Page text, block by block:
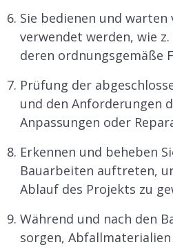
Sie bedienen und
verwendet werden, wie
deren ordnungsgemäße
Prüfung der
und den Anforderungen
Anpassungen oder
Erkennen und beheben
Bauarbeiten auftreten,
Ablauf des Projekts zu
Während und nach den
sorgen,